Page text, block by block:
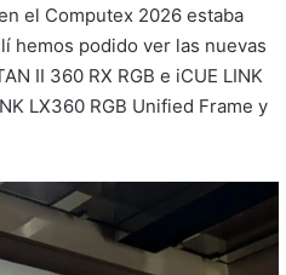
el Computex 2026 estaba
hemos podido ver las nuevas
II 360 RX RGB e iCUE LINK
LX360 RGB Unified Frame y